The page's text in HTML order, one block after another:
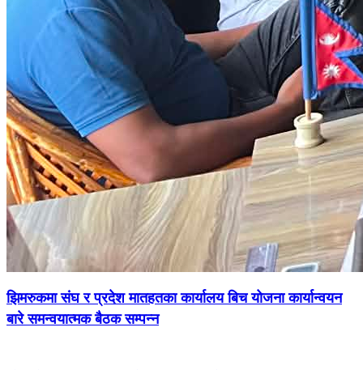
झिमरुकमा संघ र प्रदेश मातहतका कार्यालय बिच योजना कार्यान्वयन
बारे समन्वयात्मक बैठक सम्पन्न